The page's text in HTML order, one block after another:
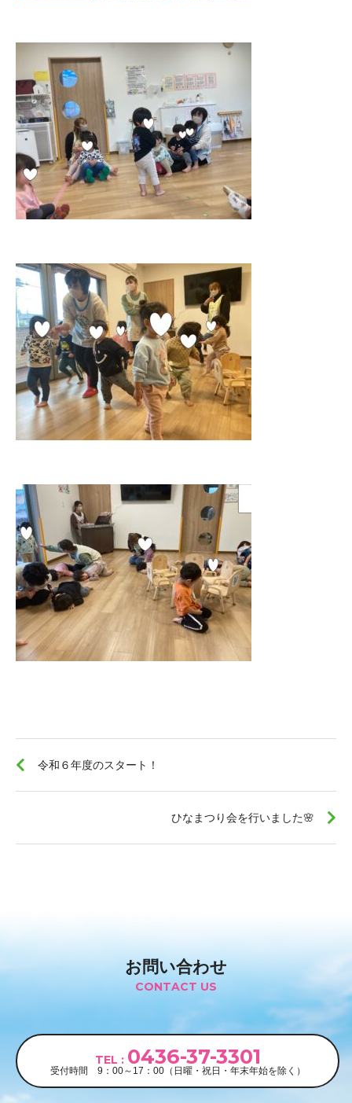
令和６年度のスタート！
ひなまつり会を行いました🌸
お問い合わせ
CONTACT US
TEL : 0436-37-3301
受付時間 9：00～17：00（日曜・祝日・年末年始を除く）